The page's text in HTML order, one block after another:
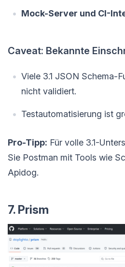
Mock-Server und CI-
Caveat: Bekannte
Viele 3.1 JSON Schema-
nicht validiert.
Testautomatisierung ist
Pro-Tipp: Für volle 3.1-
Sie Postman mit Tools wie
Apidog.
7. Prism